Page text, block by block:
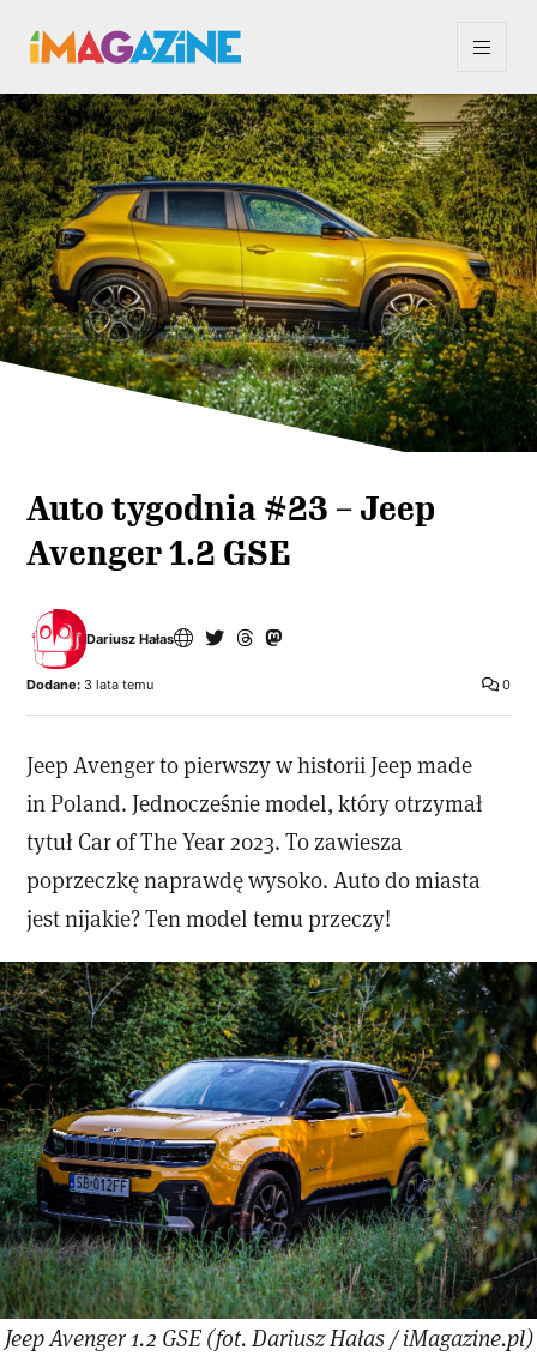
Auto tygodnia #23 – Jeep
Avenger 1.2 GSE
Dariusz Hałas
0
Dodane: 3 lata temu
Jeep Avenger to pierwszy w historii Jeep made
in Poland. Jednocześnie model, który otrzymał
tytuł Car of The Year 2023. To zawiesza
poprzeczkę naprawdę wysoko. Auto do miasta
jest nijakie? Ten model temu przeczy!
Jeep Avenger 1.2 GSE (fot. Dariusz Hałas / iMagazine.pl)